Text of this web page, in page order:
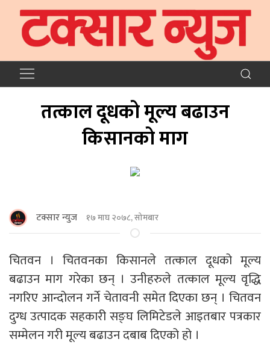
तत्काल दूधको मूल्य बढाउन
किसानको माग
टक्सार न्युज १७ माघ २०७८, सोमबार
चितवन । चितवनका किसानले तत्काल दूधको मूल्य
बढाउन माग गरेका छन् । उनीहरुले तत्काल मूल्य वृद्धि
नगरिए आन्दोलन गर्ने चेतावनी समेत दिएका छन् । चितवन
दुग्ध उत्पादक सहकारी सङ्घ लिमिटेडले आइतबार पत्रकार
सम्मेलन गरी मूल्य बढाउन दबाब दिएको हो ।